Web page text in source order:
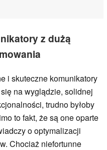
z dużą
i skuteczne komunikatory
na wyglądzie, solidnej
trudno byłoby
to fakt, że są one oparte
o optymalizacji
Chociaż niefortunne